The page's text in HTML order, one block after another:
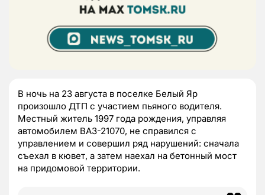
В ночь на 23 августа в поселке Белый Яр
произошло ДТП с участием пьяного водителя.
Местный житель 1997 года рождения, управляя
автомобилем ВАЗ-21070, не справился с
управлением и совершил ряд нарушений: сначала
съехал в кювет, а затем наехал на бетонный мост
на придомовой территории.